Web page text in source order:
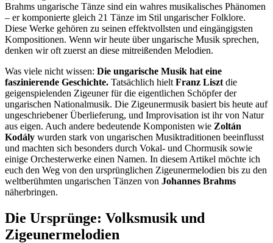
Brahms ungarische Tänze sind ein wahres musikalisches Phänomen
– er komponierte gleich 21 Tänze im Stil ungarischer Folklore.
Diese Werke gehören zu seinen effektvollsten und eingängigsten
Kompositionen. Wenn wir heute über ungarische Musik sprechen,
denken wir oft zuerst an diese mitreißenden Melodien.
Was viele nicht wissen: Die ungarische Musik hat eine
faszinierende Geschichte. Tatsächlich hielt Franz Liszt die
geigenspielenden Zigeuner für die eigentlichen Schöpfer der
ungarischen Nationalmusik. Die Zigeunermusik basiert bis heute auf
ungeschriebener Überlieferung, und Improvisation ist ihr von Natur
aus eigen. Auch andere bedeutende Komponisten wie Zoltán
Kodály wurden stark von ungarischen Musiktraditionen beeinflusst
und machten sich besonders durch Vokal- und Chormusik sowie
einige Orchesterwerke einen Namen. In diesem Artikel möchte ich
euch den Weg von den ursprünglichen Zigeunermelodien bis zu den
weltberühmten ungarischen Tänzen von Johannes Brahms
näherbringen.
Die Ursprünge: Volksmusik und
Zigeunermelodien